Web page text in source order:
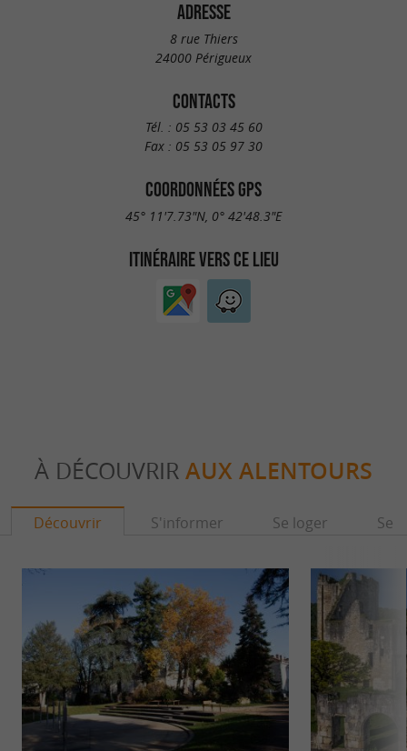
ADRESSE
8 rue Thiers
24000 Périgueux
CONTACTS
Tél. : 05 53 03 45 60
Fax : 05 53 05 97 30
COORDONNÉES GPS
45° 11'7.73"N, 0° 42'48.3"E
ITINÉRAIRE VERS CE LIEU
À DÉCOUVRIR AUX ALENTOURS
Découvrir S'informer Se loger Se